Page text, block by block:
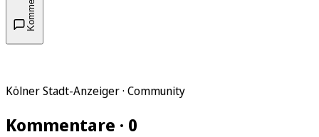
Kölner Stadt-Anzeiger · Community
Kommentare · 0